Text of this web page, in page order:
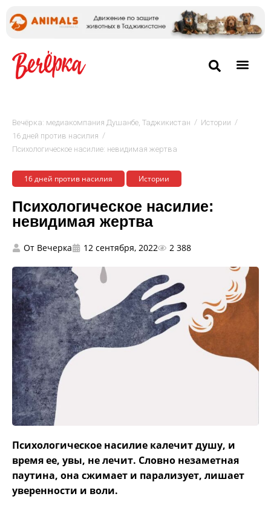
Вечёрка: медиакомпания Душанбе, Таджикистан / Истории /
16 дней против насилия /
Психологическое насилие: невидимая жертва
16 дней против насилия Истории
Психологическое насилие:
невидимая жертва
От Вечерка 12 сентября, 2022 2 388
Психологическое насилие калечит душу, и
время ее, увы, не лечит. Словно незаметная
паутина, она сжимает и парализует, лишает
уверенности и воли.